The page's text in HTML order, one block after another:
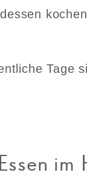
Tage
Essen